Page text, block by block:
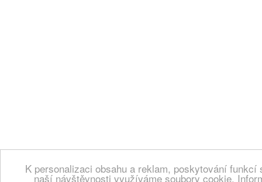
K personalizaci obsahu a reklam, poskytování
naší návštěvnosti využíváme soubory cookie.